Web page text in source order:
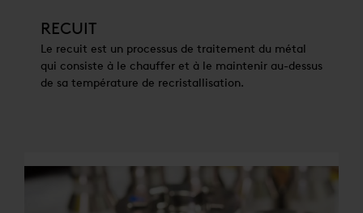
RECUIT
Le recuit est un processus de traitement du métal
qui consiste à le chauffer et à le maintenir au-dessus
de sa température de recristallisation.